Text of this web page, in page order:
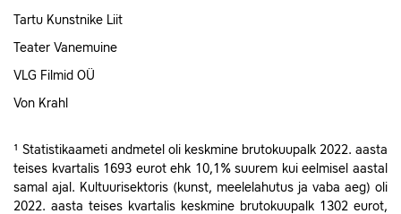
Tartu Kunstnike Liit
Teater Vanemuine
VLG Filmid OÜ
Von Krahl
¹ Statistikaameti andmetel oli keskmine brutokuupalk 2022. aasta
teises kvartalis 1693 eurot ehk 10,1% suurem kui eelmisel aastal
samal ajal. Kultuurisektoris (kunst, meelelahutus ja vaba aeg) oli
2022. aasta teises kvartalis keskmine brutokuupalk 1302 eurot,